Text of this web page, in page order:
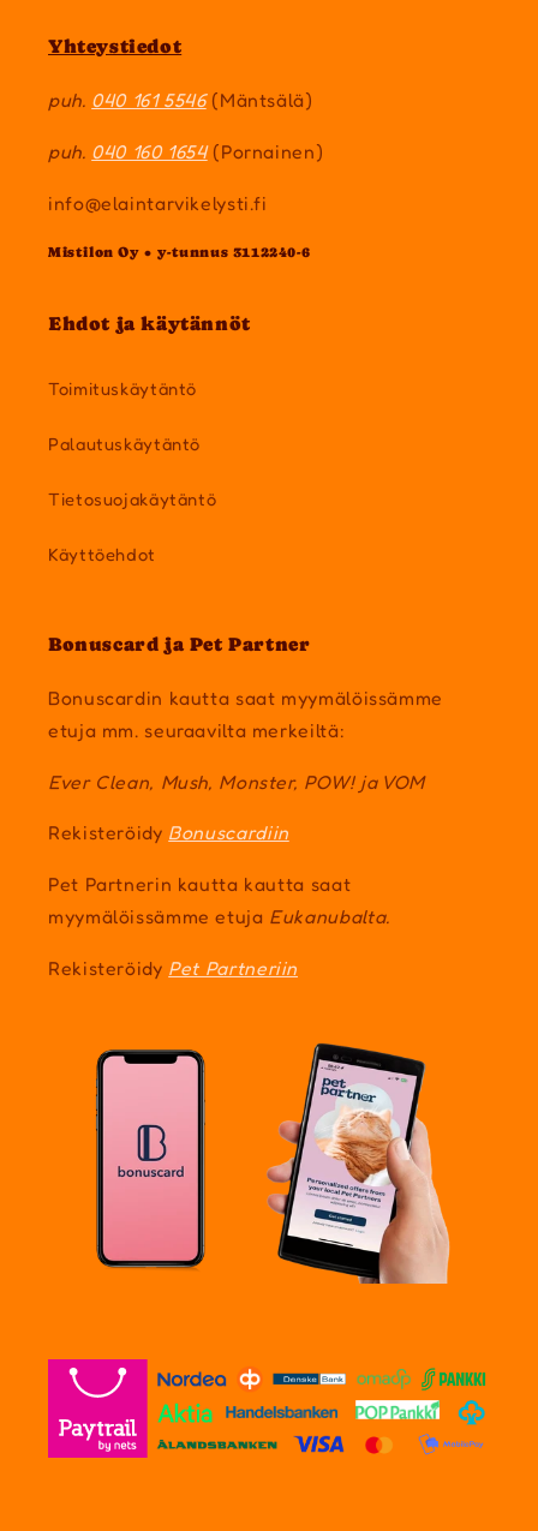
Yhteystiedot
puh. 040 161 5546(Mäntsälä)
puh. 040 160 1654(Pornainen)
info@elaintarvikelysti.fi
Mistilon Oy • y-tunnus 3112240-6
Ehdot ja käytännöt
Toimituskäytäntö
Palautuskäytäntö
Tietosuojakäytäntö
Käyttöehdot
Bonuscard ja Pet Partner
Bonuscardin kautta saat myymälöissämme
etuja mm. seuraavilta merkeiltä:
Ever Clean, Mush, Monster, POW! ja VOM
Rekisteröidy Bonuscardiin
Pet Partnerin kautta kautta saat
myymälöissämme etuja Eukanubalta.
Rekisteröidy Pet Partneriin